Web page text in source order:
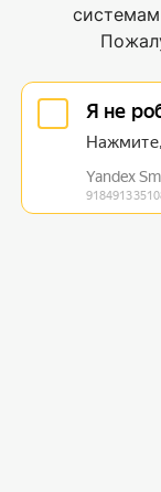
системам